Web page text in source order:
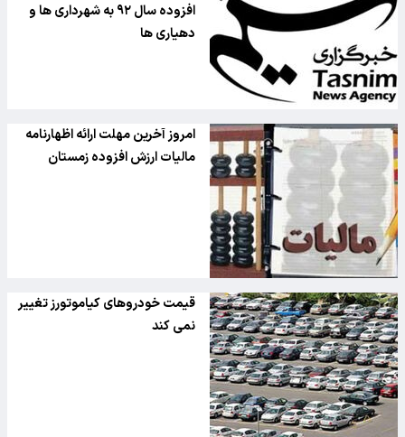
افزوده سال ۹۲ به شهرداری ها و
دهیاری ها
امروز آخرین مهلت ارائه اظهارنامه
مالیات ارزش افزوده زمستان
قیمت خودروهای کیاموتورز تغییر
نمی کند